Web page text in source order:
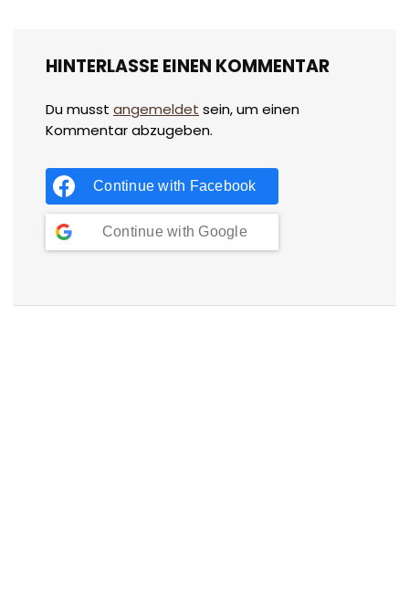
HINTERLASSE EINEN KOMMENTAR
Du musst angemeldet sein, um einen
Kommentar abzugeben.
Continue with Facebook
Continue with Google